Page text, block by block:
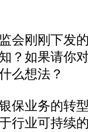
刚刚下发
？如果请你
么想法？
业务的转
行业可持续